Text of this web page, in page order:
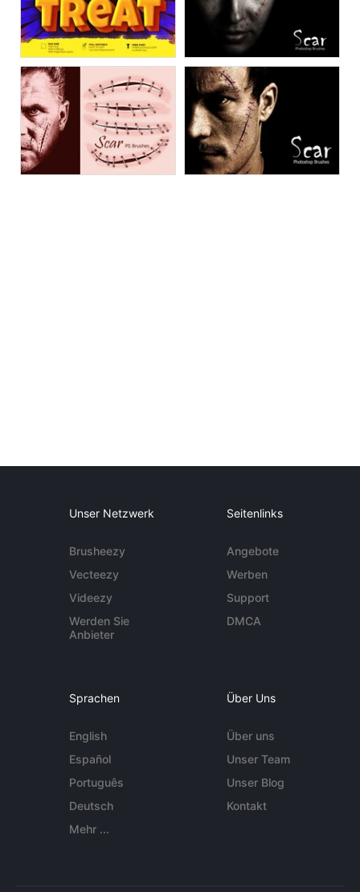
Unser Netzwerk
Brusheezy
Vecteezy
Videezy
Werden Sie
Anbieter
Seitenlinks
Angebote
Werben
Support
DMCA
Sprachen
English
Español
Português
Deutsch
Mehr ...
Über Uns
Über uns
Unser Team
Unser Blog
Kontakt